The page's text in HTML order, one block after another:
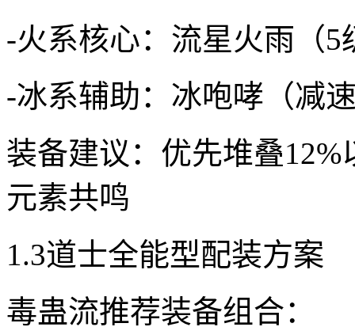
-火系核心：流星火雨（
-冰系辅助：冰咆哮（减
装备建议：优先堆叠
元素共鸣
1.3道士全能型配装方案
毒蛊流推荐装备组合：